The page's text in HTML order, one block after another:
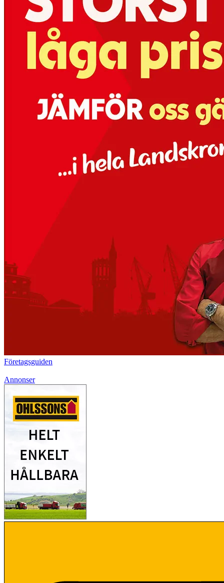
Företagsguiden
Annonser